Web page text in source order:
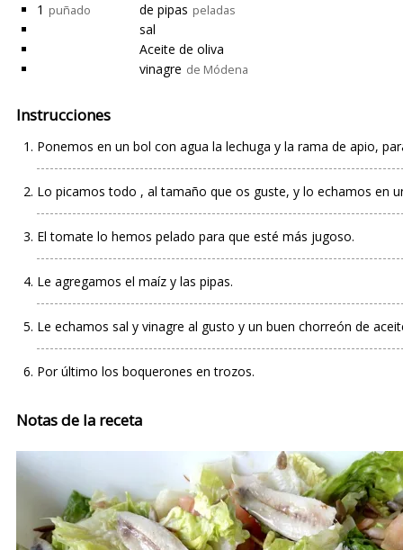
1 puñado de pipas peladas
sal
Aceite de oliva
vinagre de Módena
Instrucciones
Ponemos en un bol con agua la lechuga y la rama de apio,
Lo picamos todo , al tamaño que os guste, y lo echamos en
El tomate lo hemos pelado para que esté más jugoso.
Le agregamos el maíz y las pipas.
Le echamos sal y vinagre al gusto y un buen chorreón de
Por último los boquerones en trozos.
Notas de la receta